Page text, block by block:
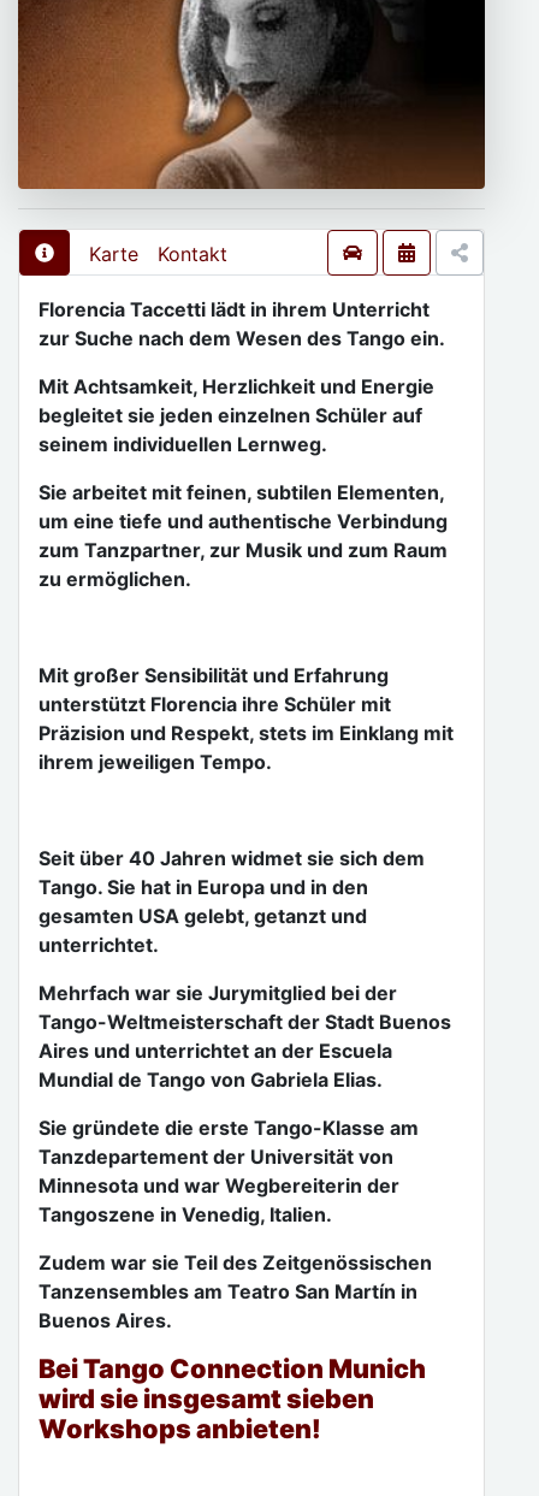
Karte Kontakt
Florencia Taccetti lädt in ihrem Unterricht
zur Suche nach dem Wesen des Tango ein.
Mit Achtsamkeit, Herzlichkeit und Energie
begleitet sie jeden einzelnen Schüler auf
seinem individuellen Lernweg.
Sie arbeitet mit feinen, subtilen Elementen,
um eine tiefe und authentische Verbindung
zum Tanzpartner, zur Musik und zum Raum
zu ermöglichen.
Mit großer Sensibilität und Erfahrung
unterstützt Florencia ihre Schüler mit
Präzision und Respekt, stets im Einklang mit
ihrem jeweiligen Tempo.
Seit über 40 Jahren widmet sie sich dem
Tango. Sie hat in Europa und in den
gesamten USA gelebt, getanzt und
unterrichtet.
Mehrfach war sie Jurymitglied bei der
Tango-Weltmeisterschaft der Stadt Buenos
Aires und unterrichtet an der Escuela
Mundial de Tango von Gabriela Elias.
Sie gründete die erste Tango-Klasse am
Tanzdepartement der Universität von
Minnesota und war Wegbereiterin der
Tangoszene in Venedig, Italien.
Zudem war sie Teil des Zeitgenössischen
Tanzensembles am Teatro San Martín in
Buenos Aires.
Bei Tango Connection Munich
wird sie insgesamt sieben
Workshops anbieten!